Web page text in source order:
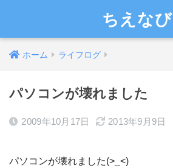
ちえなび
ホーム ライフログ
パソコンが壊れました
2009年10月17日 2013年9月9日
パソコンが壊れました(>_<)